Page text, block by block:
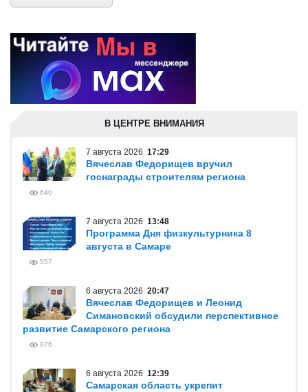
В ЦЕНТРЕ ВНИМАНИЯ
7 августа 2026 17:29
Вячеслав Федорищев вручил
госнаграды строителям региона
640
7 августа 2026 13:48
Программа Дня физкультурника 8
августа в Самаре
557
6 августа 2026 20:47
Вячеслав Федорищев и Леонид
Симановский обсудили перспективное
развитие Самарского региона
876
6 августа 2026 12:39
Самарская область укрепит